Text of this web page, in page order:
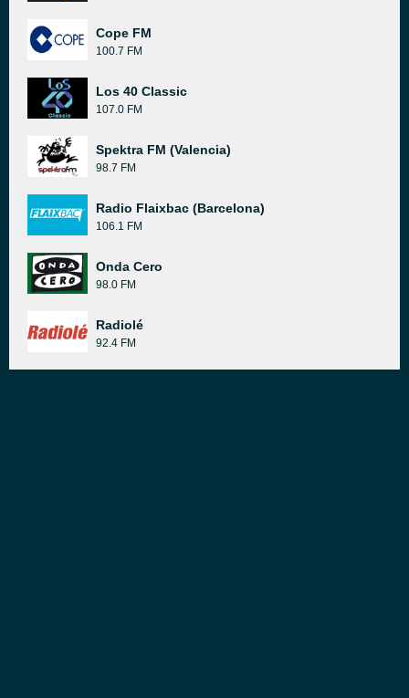
Cope FM
100.7 FM
Los 40 Classic
107.0 FM
Spektra FM (Valencia)
98.7 FM
Radio Flaixbac (Barcelona)
106.1 FM
Onda Cero
98.0 FM
Radiolé
92.4 FM